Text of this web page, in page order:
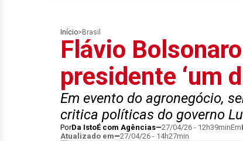
Início> Brasil
Flávio
presidente ‘um
Em evento do agronegócio,
critica políticas do governo
PorDa IstoÉ com Agências 27/04/26 - 12h39minEm
Atualizado em
27/04/26 - 14h27min